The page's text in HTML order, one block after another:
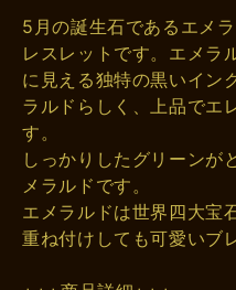
5月の誕生石であるエメ
レスレットです。エメラ
に見える独特の黒いイン
ラルドらしく、上品でエ
す。
しっかりしたグリーンが
メラルドです。
エメラルドは世界四大宝
重ね付けしても可愛いブ